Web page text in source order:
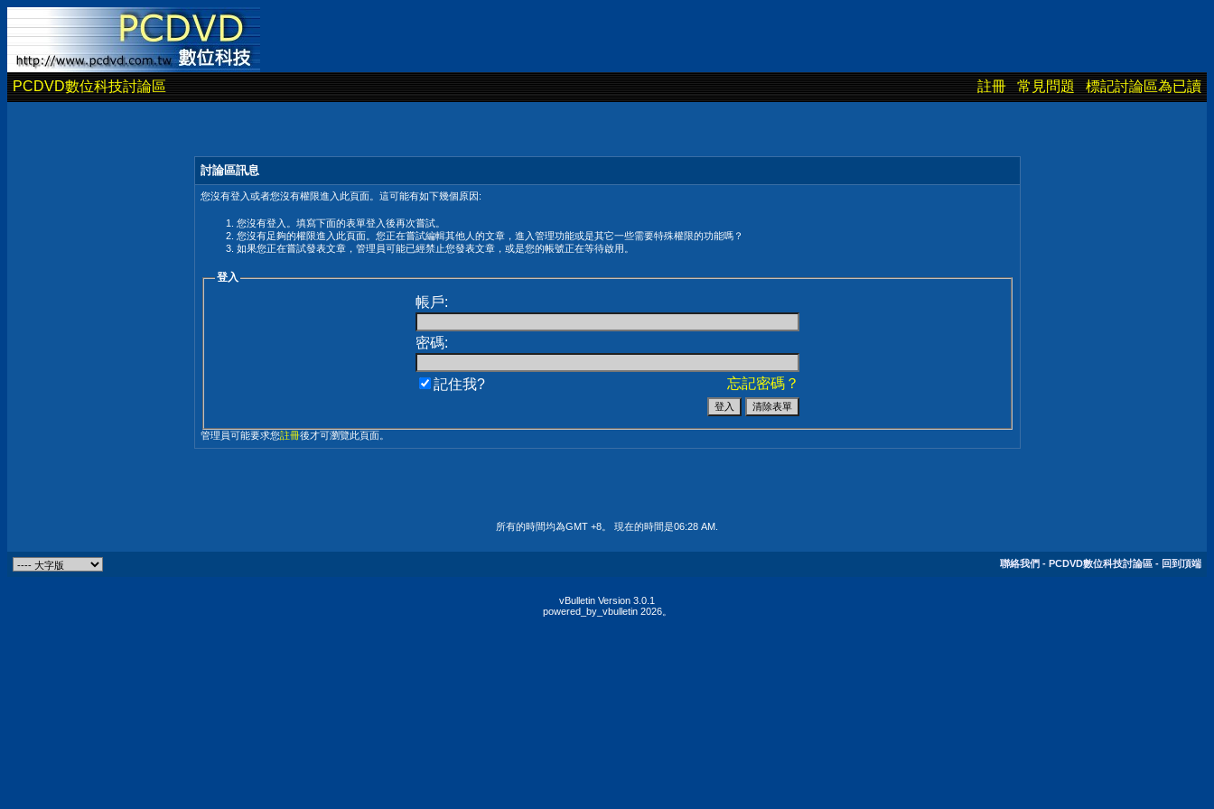
PCDVD數位科技討論區 註冊 常見問題 標記討論區為已讀
討論區訊息
您沒有登入或者您沒有權限進入此頁面。這可能有如下幾個原因:
您沒有登入。填寫下面的表單登入後再次嘗試。
您沒有足夠的權限進入此頁面。您正在嘗試編輯其他人的文章，進入管理功能或是其它一些需要特殊權限的功能嗎？
如果您正在嘗試發表文章，管理員可能已經禁止您發表文章，或是您的帳號正在等待啟用。
登入
帳戶:
密碼:
忘記密碼？
記住我?
管理員可能要求您註冊後才可瀏覽此頁面。
所有的時間均為GMT +8。 現在的時間是06:28 AM
聯絡我們 - PCDVD數位科技討論區 - 回到頂端
vBulletin Version 3.0.1
powered_by_vbulletin 2026。